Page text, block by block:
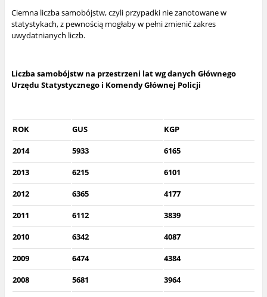
Ciemna liczba samobójstw, czyli przypadki nie zanotowane w
statystykach, z pewnością mogłaby w pełni zmienić zakres
uwydatnianych liczb.
Liczba samobójstw na przestrzeni lat wg danych Głównego
Urzędu Statystycznego i Komendy Głównej Policji
ROK GUS
KGP
2014
5933
6165
2013
6215
6101
2012
6365
4177
2011
6112
3839
2010
6342
4087
2009
6474
4384
2008
5681
3964